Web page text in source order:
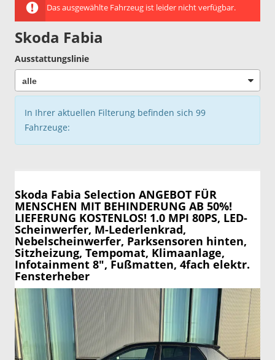
Das ausgewählte Fahrzeug ist leider nicht verfügbar.
Skoda Fabia
Ausstattungslinie
In Ihrer aktuellen Filterung befinden sich 99
Fahrzeuge:
Skoda Fabia Selection ANGEBOT FÜR
MENSCHEN MIT BEHINDERUNG AB 50%!
LIEFERUNG KOSTENLOS! 1.0 MPI 80PS, LED-
Scheinwerfer, M-Lederlenkrad,
Nebelscheinwerfer, Parksensoren hinten,
Sitzheizung, Tempomat, Klimaanlage,
Infotainment 8", Fußmatten, 4fach elektr.
Fensterheber